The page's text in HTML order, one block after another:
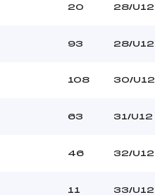
20 28/U12
93 28/U12
108 30/U12
63 31/U12
46 32/U12
11 33/U12